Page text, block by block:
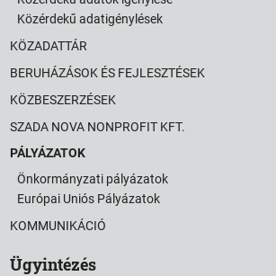
Közérdekű adatigénylések
KÖZADATTÁR
BERUHÁZÁSOK ÉS FEJLESZTÉSEK
KÖZBESZERZÉSEK
SZADA NOVA NONPROFIT KFT.
PÁLYÁZATOK
Önkormányzati pályázatok
Európai Uniós Pályázatok
KOMMUNIKÁCIÓ
Ügyintézés